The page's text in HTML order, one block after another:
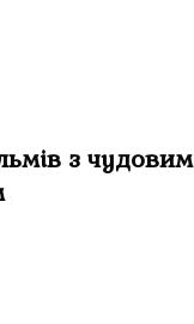
з чудовим